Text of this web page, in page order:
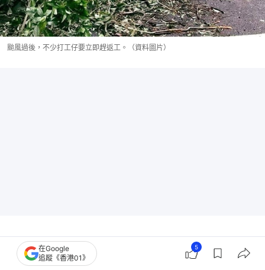
颱風過後，不少打工仔要立即趕返工。（資料圖片）
在Google
追蹤《香港01》
5